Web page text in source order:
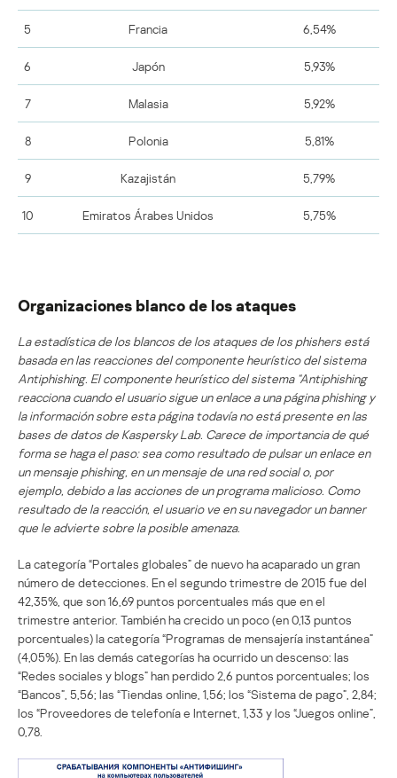
5 Francia 6,54%
6 Japón 5,93%
7 Malasia 5,92%
8 Polonia 5,81%
9 Kazajistán 5,79%
10 Emiratos Árabes Unidos 5,75%
Organizaciones blanco de los ataques
La estadística de los blancos de los ataques de los phishers está
basada en las reacciones del componente heurístico del sistema
Antiphishing. El componente heurístico del sistema “Antiphishing
reacciona cuando el usuario sigue un enlace a una página phishing y
la información sobre esta página todavía no está presente en las
bases de datos de Kaspersky Lab. Carece de importancia de qué
forma se haga el paso: sea como resultado de pulsar un enlace en
un mensaje phishing, en un mensaje de una red social o, por
ejemplo, debido a las acciones de un programa malicioso. Como
resultado de la reacción, el usuario ve en su navegador un banner
que le advierte sobre la posible amenaza.
La categoría “Portales globales” de nuevo ha acaparado un gran
número de detecciones. En el segundo trimestre de 2015 fue del
42,35%, que son 16,69 puntos porcentuales más que en el
trimestre anterior. También ha crecido un poco (en 0,13 puntos
porcentuales) la categoría “Programas de mensajería instantánea”
(4,05%). En las demás categorías ha ocurrido un descenso: las
“Redes sociales y blogs” han perdido 2,6 puntos porcentuales; los
“Bancos”, 5,56; las “Tiendas online, 1,56; los “Sistema de pago”, 2,84;
los “Proveedores de telefonía e Internet, 1,33 y los “Juegos online”,
0,78.